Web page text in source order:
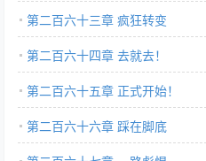
第二百六十三章 疯狂转变
第二百六十四章 去就去！
第二百六十五章 正式开始！
第二百六十六章 踩在脚底